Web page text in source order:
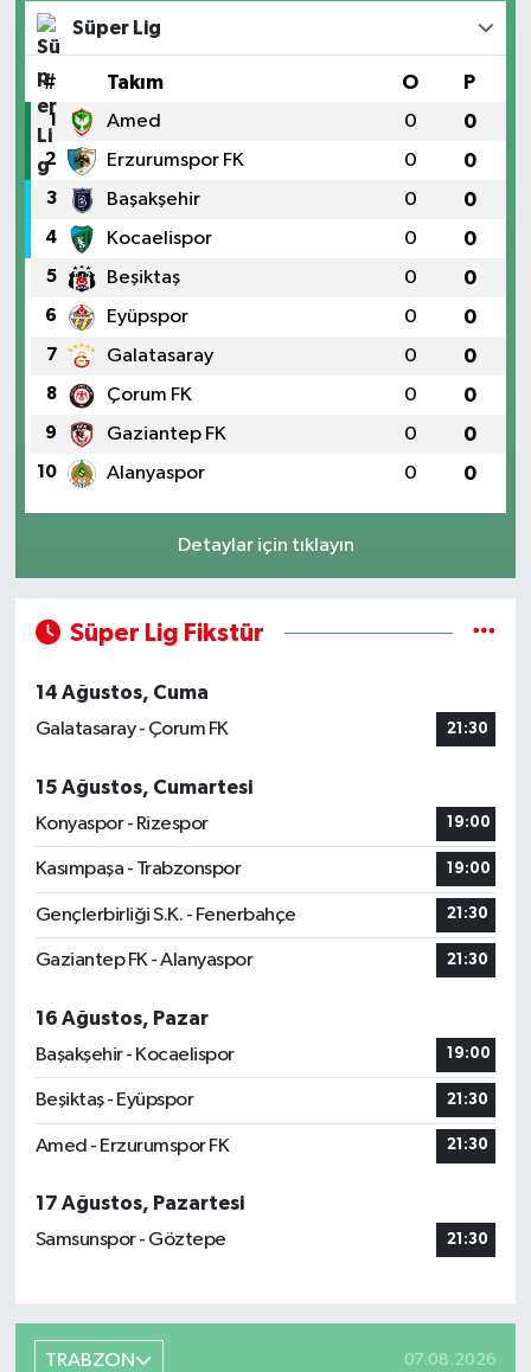
Süper Lig
# Takım O P
1 Amed 0 0
2 Erzurumspor FK 0 0
3 Başakşehir 0 0
4 Kocaelispor 0 0
5 Beşiktaş 0 0
6 Eyüpspor 0 0
7 Galatasaray 0 0
8 Çorum FK 0 0
9 Gaziantep FK 0 0
10 Alanyaspor 0 0
Detaylar için tıklayın
Süper Lig Fikstür
14 Ağustos, Cuma
Galatasaray - Çorum FK
21:30
15 Ağustos, Cumartesi
Konyaspor - Rizespor
19:00
Kasımpaşa - Trabzonspor 19:00
Gençlerbirliği S.K. - Fenerbahçe 21:30
Gaziantep FK - Alanyaspor 21:30
16 Ağustos, Pazar
Başakşehir - Kocaelispor
19:00
Beşiktaş - Eyüpspor 21:30
Amed - Erzurumspor FK 21:30
17 Ağustos, Pazartesi
Samsunspor - Göztepe
21:30
TRABZON 07.08.2026